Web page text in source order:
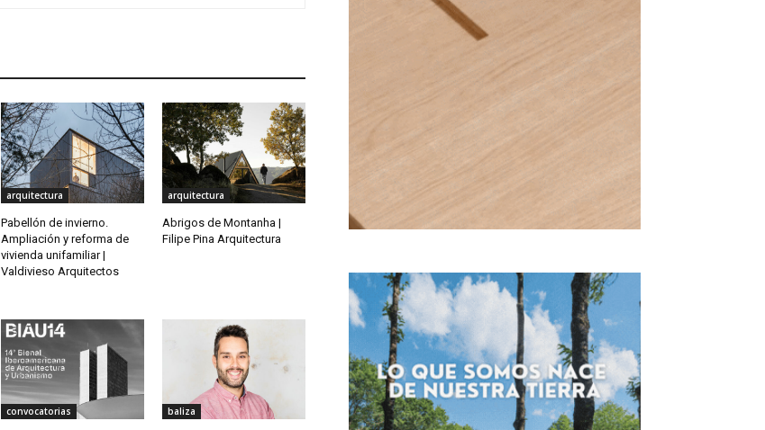
arquitectura
Pabellón de invierno.
Ampliación y reforma de
vivienda unifamiliar |
Valdivieso Arquitectos
arquitectura
Abrigos de Montanha |
Filipe Pina Arquitectura
convocatorias baliza